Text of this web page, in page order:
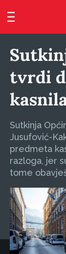
tvrdi
Sutkinja
Jusufović-
predmeta
razloga, jer
tome